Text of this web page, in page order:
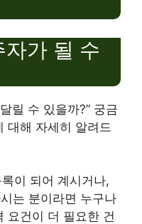
가 될 수
릴 수 있을까?” 궁금
대해 자세히 알려드
이 되어 계시거나,
는 분이라면 누구나
요건이 더 필요한 건